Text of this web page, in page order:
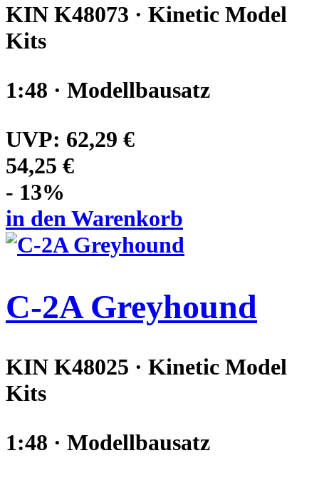
KIN K48073 · Kinetic Model
Kits
1:48 · Modellbausatz
UVP: 62,29 €
54,25 €
- 13%
in den Warenkorb
C-2A Greyhound
KIN K48025 · Kinetic Model
Kits
1:48 · Modellbausatz